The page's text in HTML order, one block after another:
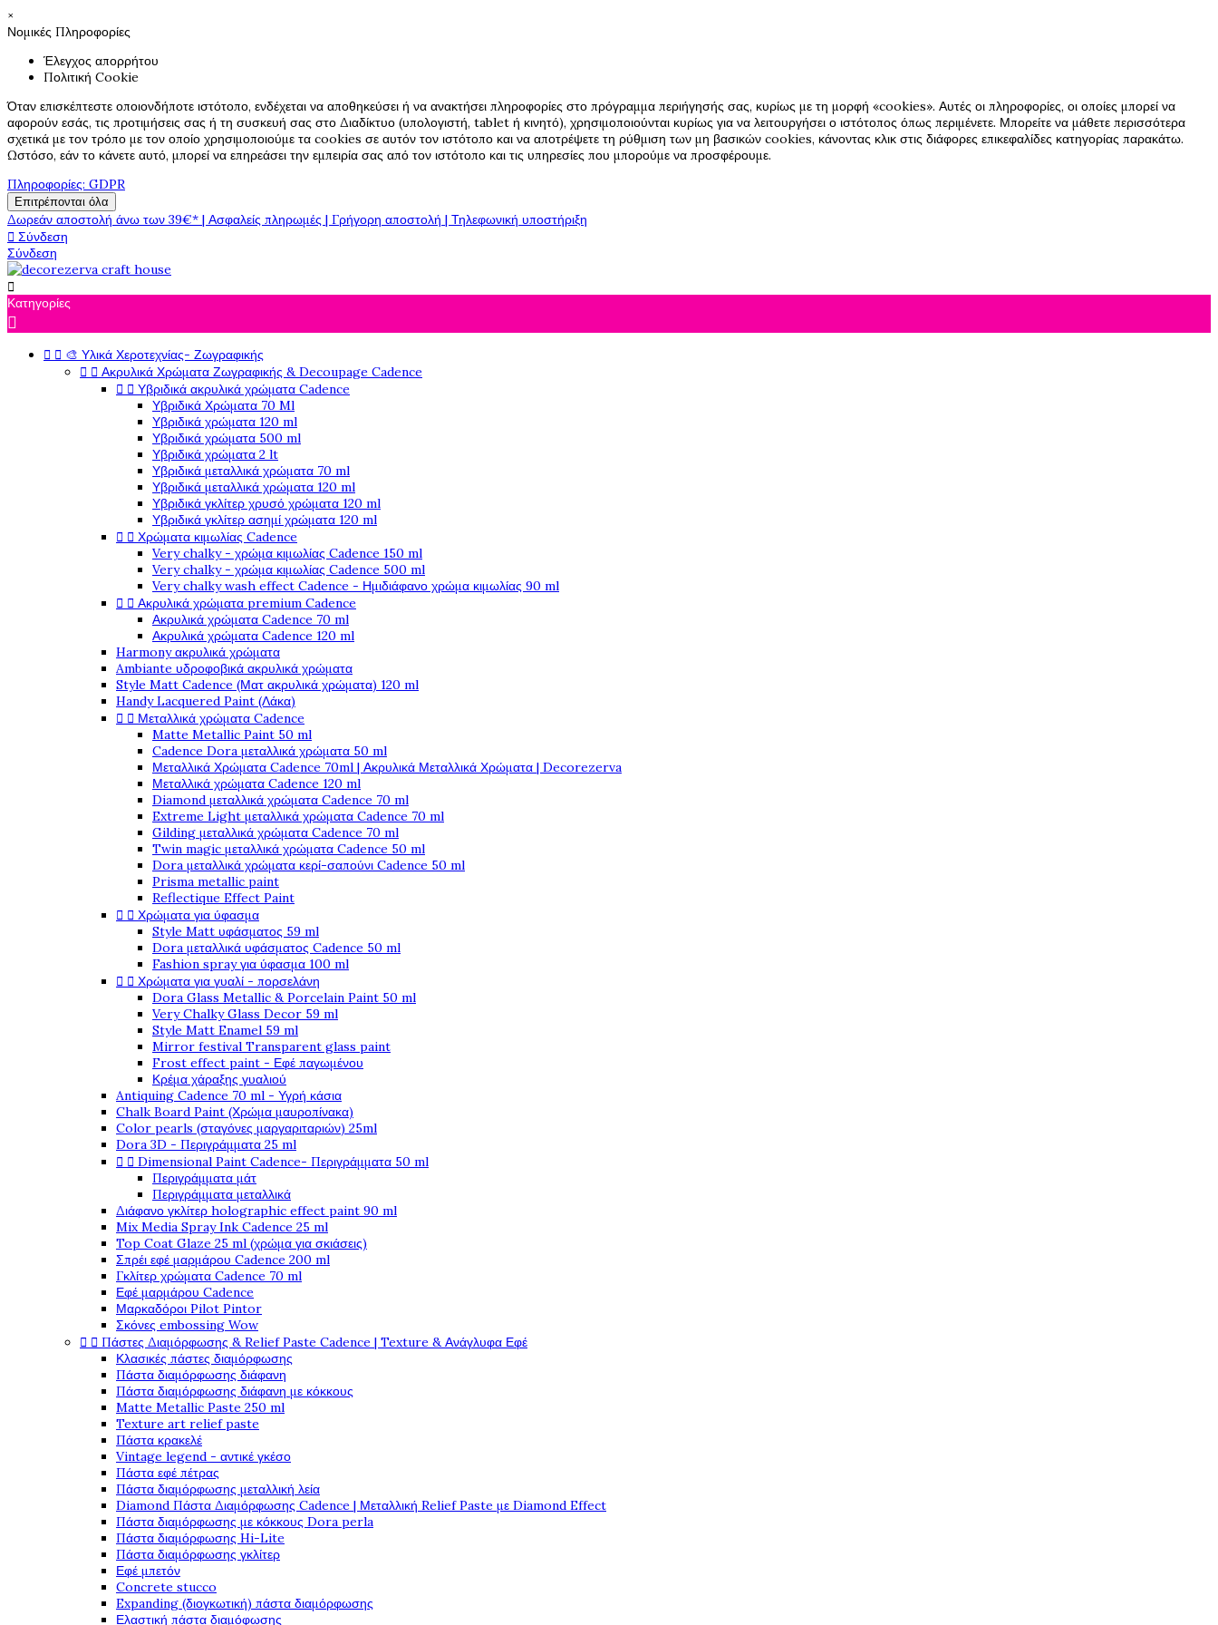
×
Νομικές Πληροφορίες
Έλεγχος απορρήτου
Πολιτική Cookie
Όταν επισκέπτεστε οποιονδήποτε ιστότοπο, ενδέχεται να αποθηκεύσει ή να ανακτήσει πληροφορίες στο πρόγραμμα περιήγησής σας, κυρίως με τη μορφή «cookies». Αυτές οι πληροφορίες, οι οποίες μπορεί να
αφορούν εσάς, τις προτιμήσεις σας ή τη συσκευή σας στο Διαδίκτυο (υπολογιστή, tablet ή κινητό), χρησιμοποιούνται κυρίως για να λειτουργήσει ο ιστότοπος όπως περιμένετε. Μπορείτε να μάθετε περισσότερα
σχετικά με τον τρόπο με τον οποίο χρησιμοποιούμε τα cookies σε αυτόν τον ιστότοπο και να αποτρέψετε τη ρύθμιση των μη βασικών cookies, κάνοντας κλικ στις διάφορες επικεφαλίδες κατηγορίας παρακάτω.
Ωστόσο, εάν το κάνετε αυτό, μπορεί να επηρεάσει την εμπειρία σας από τον ιστότοπο και τις υπηρεσίες που μπορούμε να προσφέρουμε.
Πληροφορίες: GDPR
Επιτρέπονται όλα
Δωρεάν αποστολή άνω των 39€* | Ασφαλείς πληρωμές | Γρήγορη αποστολή | Τηλεφωνική υποστήριξη
 Σύνδεση
Σύνδεση

Κατηγορίες

  🎨 Υλικά Χεροτεχνίας- Ζωγραφικής
  Ακρυλικά Χρώματα Ζωγραφικής & Decoupage Cadence
  Υβριδικά ακρυλικά χρώματα Cadence
Υβριδικά Χρώματα 70 Ml
Υβριδικά χρώματα 120 ml
Υβριδικά χρώματα 500 ml
Υβριδικά χρώματα 2 lt
Υβριδικά μεταλλικά χρώματα 70 ml
Υβριδικά μεταλλικά χρώματα 120 ml
Υβριδικά γκλίτερ χρυσό χρώματα 120 ml
Υβριδικά γκλίτερ ασημί χρώματα 120 ml
  Χρώματα κιμωλίας Cadence
Very chalky - χρώμα κιμωλίας Cadence 150 ml
Very chalky - χρώμα κιμωλίας Cadence 500 ml
Very chalky wash effect Cadence - Ημιδιάφανο χρώμα κιμωλίας 90 ml
  Ακρυλικά χρώματα premium Cadence
Ακρυλικά χρώματα Cadence 70 ml
Ακρυλικά χρώματα Cadence 120 ml
Harmony ακρυλικά χρώματα
Ambiante υδροφοβικά ακρυλικά χρώματα
Style Matt Cadence (Ματ ακρυλικά χρώματα) 120 ml
Handy Lacquered Paint (Λάκα)
  Μεταλλικά χρώματα Cadence
Matte Metallic Paint 50 ml
Cadence Dora μεταλλικά χρώματα 50 ml
Μεταλλικά Χρώματα Cadence 70ml | Ακρυλικά Μεταλλικά Χρώματα | Decorezerva
Μεταλλικά χρώματα Cadence 120 ml
Diamond μεταλλικά χρώματα Cadence 70 ml
Extreme Light μεταλλικά χρώματα Cadence 70 ml
Gilding μεταλλικά χρώματα Cadence 70 ml
Twin magic μεταλλικά χρώματα Cadence 50 ml
Dora μεταλλικά χρώματα κερί-σαπούνι Cadence 50 ml
Prisma metallic paint
Reflectique Effect Paint
  Χρώματα για ύφασμα
Style Matt υφάσματος 59 ml
Dora μεταλλικά υφάσματος Cadence 50 ml
Fashion spray για ύφασμα 100 ml
  Χρώματα για γυαλί - πορσελάνη
Dora Glass Metallic & Porcelain Paint 50 ml
Very Chalky Glass Decor 59 ml
Style Matt Enamel 59 ml
Mirror festival Transparent glass paint
Frost effect paint - Εφέ παγωμένου
Κρέμα χάραξης γυαλιού
Antiquing Cadence 70 ml - Υγρή κάσια
Chalk Board Paint (Χρώμα μαυροπίνακα)
Color pearls (σταγόνες μαργαριταριών) 25ml
Dora 3D - Περιγράμματα 25 ml
  Dimensional Paint Cadence- Περιγράμματα 50 ml
Περιγράμματα μάτ
Περιγράμματα μεταλλικά
Διάφανο γκλίτερ holographic effect paint 90 ml
Mix Media Spray Ink Cadence 25 ml
Top Coat Glaze 25 ml (χρώμα για σκιάσεις)
Σπρέι εφέ μαρμάρου Cadence 200 ml
Γκλίτερ χρώματα Cadence 70 ml
Εφέ μαρμάρου Cadence
Μαρκαδόροι Pilot Pintor
Σκόνες embossing Wow
  Πάστες Διαμόρφωσης & Relief Paste Cadence | Texture & Ανάγλυφα Εφέ
Κλασικές πάστες διαμόρφωσης
Πάστα διαμόρφωσης διάφανη
Πάστα διαμόρφωσης διάφανη με κόκκους
Matte Metallic Paste 250 ml
Texture art relief paste
Πάστα κρακελέ
Vintage legend - αντικέ γκέσο
Πάστα εφέ πέτρας
Πάστα διαμόρφωσης μεταλλική λεία
Diamond Πάστα Διαμόρφωσης Cadence | Μεταλλική Relief Paste με Diamond Effect
Πάστα διαμόρφωσης με κόκκους Dora perla
Πάστα διαμόρφωσης Hi-Lite
Πάστα διαμόρφωσης γκλίτερ
Εφέ μπετόν
Concrete stucco
Expanding (διογκωτική) πάστα διαμόρφωσης
Ελαστική πάστα διαμόφωσης